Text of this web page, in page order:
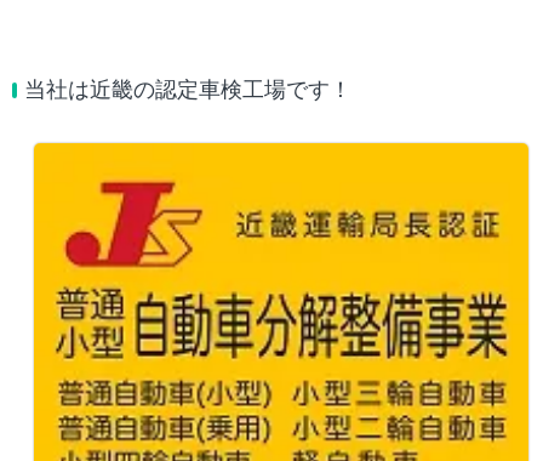
当社は近畿の認定車検工場です！